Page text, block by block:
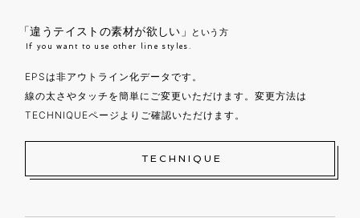
「違うテイストの素材が欲しい」 という方
If you want to use other line styles.
EPSは非アウトライン化データです。
線の太さやタッチを簡単にご変更いただけます。変更方法は
TECHNIQUEページよりご確認いただけます。
TECHNIQUE